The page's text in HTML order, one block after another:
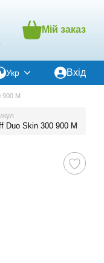
Мій заказ
Укр Вхід
900 M
Duo Skin 300 900 M